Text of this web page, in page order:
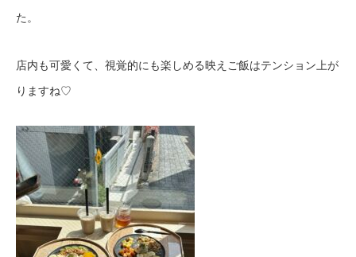
た。
店内も可愛くて、視覚的にも楽しめる映えご飯はテンション上が
りますね♡